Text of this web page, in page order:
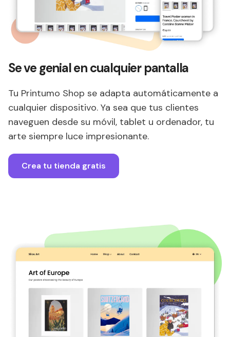
Se ve genial en cualquier pantalla
Tu Printumo Shop se adapta automáticamente a
cualquier dispositivo. Ya sea que tus clientes
naveguen desde su móvil, tablet u ordenador, tu
arte siempre luce impresionante.
Crea tu tienda gratis